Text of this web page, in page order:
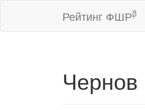
Рейтинг ФШРβ